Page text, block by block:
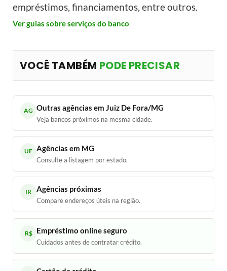
empréstimos, financiamentos, entre outros.
Ver guias sobre serviços do banco
VOCÊ TAMBÉM PODE PRECISAR
AG Outras agências em Juiz De Fora/MG
Veja bancos próximos na mesma cidade.
UF Agências em MG
Consulte a listagem por estado.
IR Agências próximas
Compare endereços úteis na região.
R$ Empréstimo online seguro
Cuidados antes de contratar crédito.